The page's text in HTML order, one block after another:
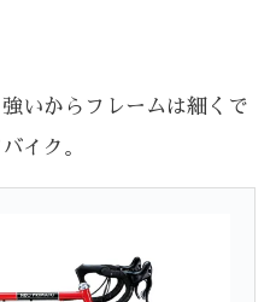
いからフレームは細くで
イク。